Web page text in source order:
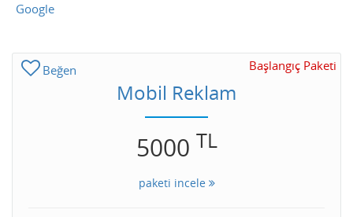
Google
Beğen Başlangıç Paketi
Mobil Reklam
5000 TL
paketi incele